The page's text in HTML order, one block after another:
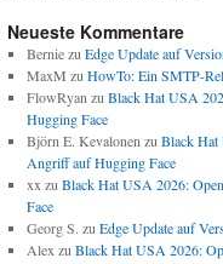
Neueste Kommentare
Berniezu Edge Update auf
MaxM zu HowTo: Ein SMTP-
FlowRyan zu Black Hat USA
Hugging Face
Björn E. Kevalonen zu Black Hat
Angriff auf Hugging Face
xx zu Black Hat USA 2026:
Face
Georg S. zu Edge Update auf
Alex zu Black Hat USA 2026: